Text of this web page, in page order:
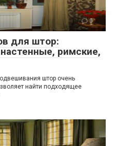
0
для штор:
римские,
штор очень
найти подходящее